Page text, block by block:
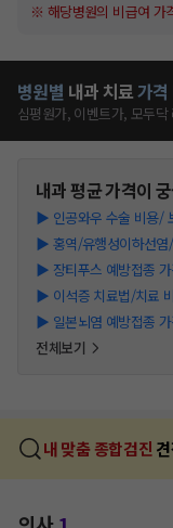
※ 해당병원의 비급여 가
병원별 내과 치료가격
심평원가, 이벤트가, 모두닥
내과평균 가격이
▶ 인공와우 수술 비용/
▶ 홍역/유행성이하선염
▶ 장티푸스 예방접종
▶ 이석증 치료법/치료
▶ 일본뇌염 예방접종
전체보기
내 맞춤 종합검진